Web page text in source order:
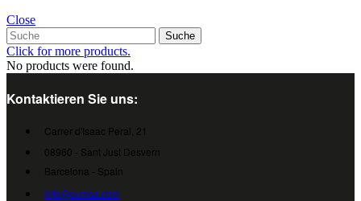
Close
Suche
Click for more products.
No products were found.
Kontaktieren Sie uns:
Carrer d'Isaac Peral, 21
08960 - Sant Just Desvern
Barcelona - Spain
info@cumsa.com